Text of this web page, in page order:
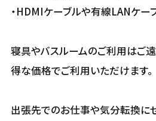
・HDMIケーブルや有線LANケー
寝具やバスルームのご利用はご
得な価格でご利用いただけます。
出張先でのお仕事や気分転換に